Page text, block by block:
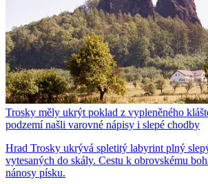
Trosky měly ukrýt poklad z vypleněného
podzemí našli varovné nápisy i slepé chodby
Hrad Trosky ukrývá spletitý labyrint plný
vytesaných do skály. Cestu k obrovskému
nánosy písku.